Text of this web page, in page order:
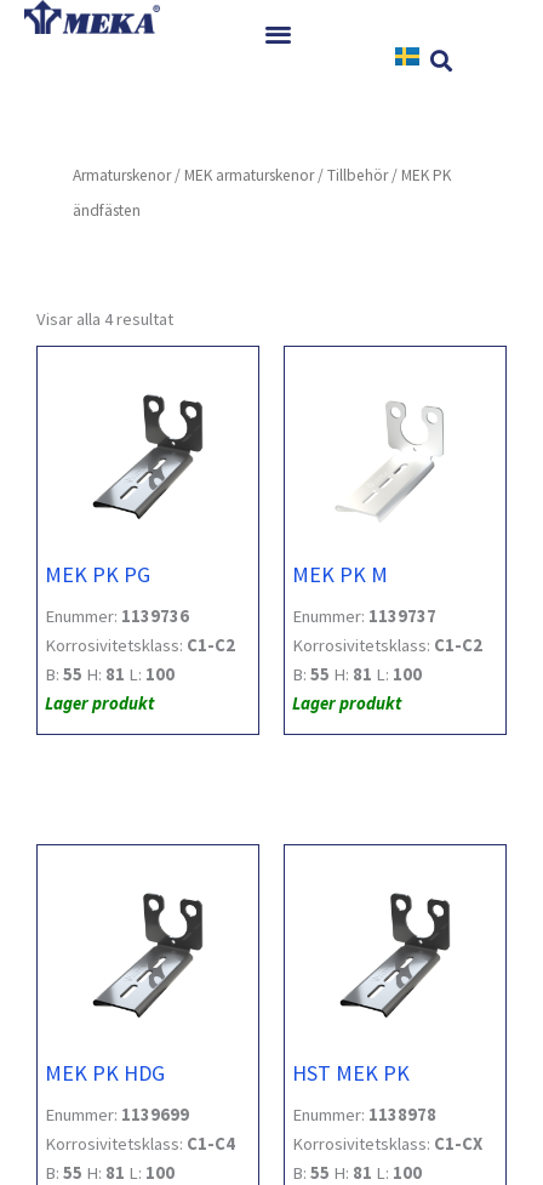
Hoppa
Referenser
Kontakt
Armaturskenor/ MEK armaturskenor/Tillbehör/ MEK PK
ändfästen
Visar alla 4 resultat
MEK PK PG
Enummer: 1139736
Korrosivitetsklass: C1-C2
B: 55 H: 81 L: 100
Lager produkt
MEK PK M
Enummer: 1139737
Korrosivitetsklass: C1-C2
B: 55 H: 81 L: 100
Lager produkt
MEK PK HDG
Enummer: 1139699
Korrosivitetsklass: C1-C4
B: 55 H: 81 L: 100
HST MEK PK
Enummer: 1138978
Korrosivitetsklass: C1-CX
B: 55 H: 81 L: 100